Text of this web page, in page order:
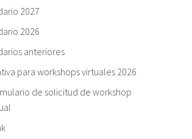
2027
2026
anteriores
para workshops virtuales 2026
de solicitud de workshop